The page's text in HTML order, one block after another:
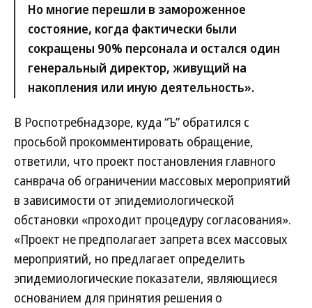
Но многие перешли в замороженное
состояние, когда фактически были
сокращены 90% персонала и остался один
генеральный директор, живущий на
накопления или иную деятельность».
В Роспотребнадзоре, куда “Ъ” обратился с
просьбой прокомментировать обращение,
ответили, что проект постановления главного
санврача об ограничении массовых мероприятий
в зависимости от эпидемиологической
обстановки «проходит процедуру согласования».
«Проект не предполагает запрета всех массовых
мероприятий, но предлагает определить
эпидемиологические показатели, являющиеся
основанием для принятия решения о